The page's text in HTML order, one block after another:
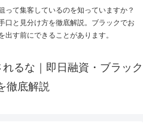
って集客しているのを知っていますか？
口と見分け方を徹底解説。ブラックでお
す前にできることがあります。
るな｜即日融資・ブラック
徹底解説